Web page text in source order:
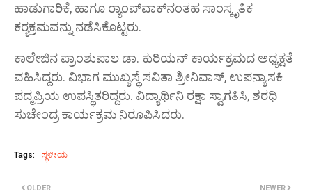
ಹಾಡುಗಾರಿಕೆ, ಹಾಗೂ ರ‍್ಯಾಂಪ್‌ವಾಕ್‌ನಂತಹ ಸಾಂಸ್ಕೃತಿಕ
ಕರ‍್ಯಕ್ರಮವನ್ನು ನಡೆಸಿಕೊಟ್ಟರು.
ಕಾಲೇಜಿನ ಪ್ರಾಂಶುಪಾಲ ಡಾ. ಕುರಿಯನ್ ಕಾರ್ಯಕ್ರಮದ ಅಧ್ಯಕ್ಷತೆ
ವಹಿಸಿದ್ದರು. ವಿಭಾಗ ಮುಖ್ಯಸ್ಥೆ ಸವಿತಾ ಶ್ರೀನಿವಾಸ್, ಉಪನ್ಯಾಸಕಿ
ಪದ್ಮಪ್ರಿಯ ಉಪಸ್ಥಿತರಿದ್ದರು. ವಿದ್ಯಾರ್ಥಿನಿ ರಕ್ಷಾ ಸ್ವಾಗತಿಸಿ, ಶರಧಿ
ಸುಚೇಂದ್ರ ಕಾರ್ಯಕ್ರಮ ನಿರೂಪಿಸಿದರು.
Tags: ಸ್ಥಳೀಯ
NEWER
OLDER